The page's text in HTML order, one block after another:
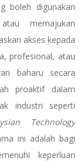
boleh digunakan
memajukan
akses kepada
profesional, atau
baharu secara
proaktif dalam
industri seperti
Technology
ini adalah bagi
keperluan